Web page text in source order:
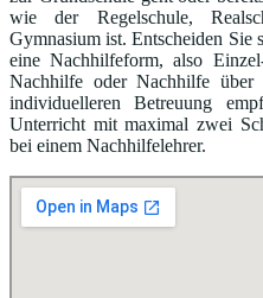
wie der Regelschule,
Gymnasium ist. Entscheiden
eine Nachhilfeform, also
Nachhilfe oder Nachhilfe über
individuelleren Betreuung
Unterricht mit maximal zwei
bei einem Nachhilfelehrer.